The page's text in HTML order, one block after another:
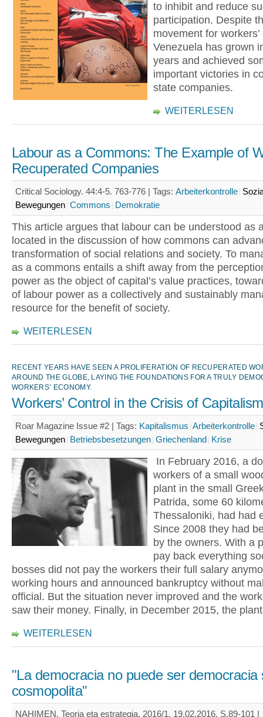
to inhibit and reduce
participation. Despite
movement for
Venezuela has grown
years and achieved
important victories in
state companies.
WEITERLESEN
Labour as a Commons: The Example of
Recuperated Companies
Critical Sociology. 44:4-5. 763-776 | Tags: Arbeiterkontrolle
Bewegungen Commons Demokratie
This article argues that labour can be understood as
located in the discussion of how commons can
transformation of social relations and society. To
as a commons entails a shift away from the
power as the object of capital’s value practices,
of labour power as a collectively and sustainably
resource for the benefit of society.
WEITERLESEN
RECENT YEARS HAVE SEEN A PROLIFERATION OF RECUPERATED
AROUND THE GLOBE, LAYING THE FOUNDATIONS FOR A TRULY
WORKERS’ ECONOMY.
Workers’ Control in the Crisis of Capitalism
Roar Magazine Issue #2 | Tags: Kapitalismus Arbeiterkontrolle
Bewegungen Betriebsbesetzungen Griechenland Krise
In February 2016, a
workers of a small
plant in the small
Patrida, some 60
Thessaloniki, had had
Since 2008 they had
by the owners. With a
pay back everything
bosses did not pay the workers their full salary
working hours and announced bankruptcy without
official. But the situation never improved and the
saw their money. Finally, in December 2015, the
WEITERLESEN
"La democracia no puede ser democracia
cosmopolita"
NAHIMEN, Teoria eta estrategia, 2016/1, 19.02.2016, S.89-101 |